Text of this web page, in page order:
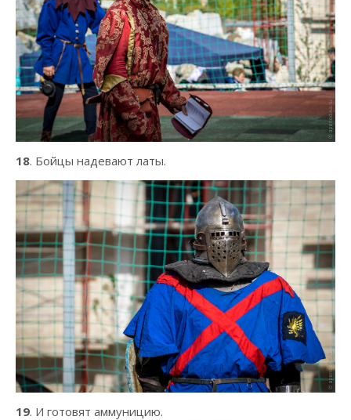
18. Бойцы надевают латы.
19. И готовят аммуницию.